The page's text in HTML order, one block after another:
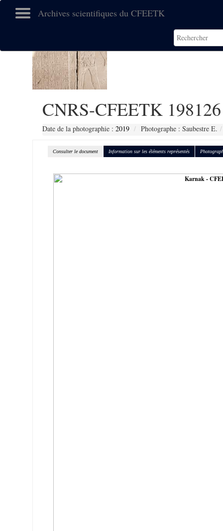
Archives scientifiques du CFEETK
CNRS-CFEETK 198126
Date de la photographie : 2019 Photographe : Saubestre E.
Consulter le document Information sur les éléments représentés